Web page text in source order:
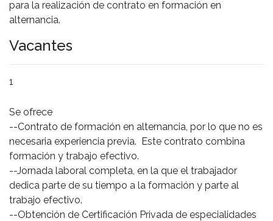
para la realización de contrato en formación en
alternancia.
Vacantes
1
Se ofrece
--Contrato de formación en alternancia, por lo que no es
necesaria experiencia previa. Este contrato combina
formación y trabajo efectivo.
--Jornada laboral completa, en la que el trabajador
dedica parte de su tiempo a la formación y parte al
trabajo efectivo.
--Obtención de Certificación Privada de especialidades